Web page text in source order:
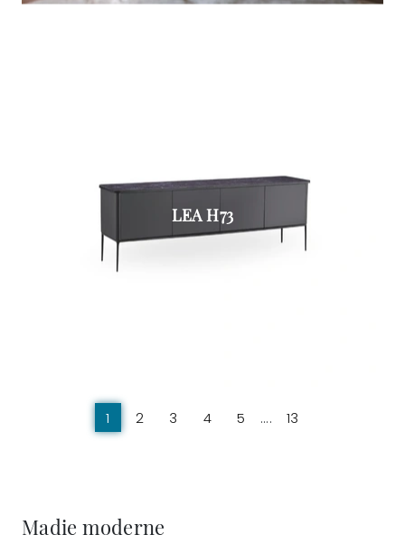
LEA H73
1 2 3 4 5 .... 13
Madie moderne